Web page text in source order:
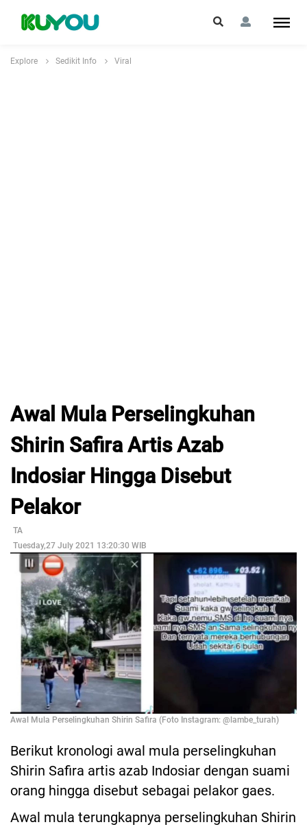
Explore Sedikit Info Viral
Awal Mula Perselingkuhan
Shirin Safira Artis Azab
Indosiar Hingga Disebut
Pelakor
TA
Tuesday,27 July 2021 13:20:30 WIB
Awal Mula Perselingkuhan Shirin Safira (Foto Instagram: @lambe_turah)
Berikut kronologi awal mula perselingkuhan
Shirin Safira artis azab Indosiar dengan suami
orang hingga disebut sebagai pelakor gaes.
Awal mula terungkapnya perselingkuhan Shirin